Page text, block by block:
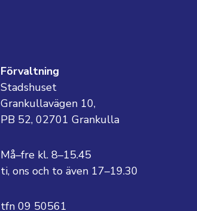
Förvaltning
Stadshuset
Grankullavägen 10,
PB 52, 02701 Grankulla
Må–fre kl. 8–15.45
ti, ons och to även 17–19.30
tfn 09 50561